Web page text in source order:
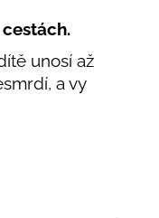
cestách.
unosí až
a vy